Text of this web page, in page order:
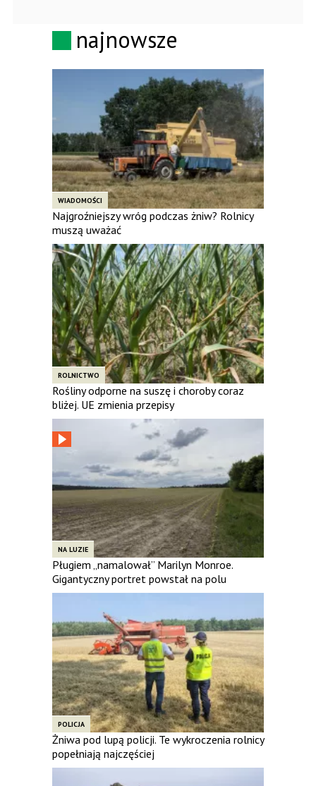
najnowsze
WIADOMOŚCI
Najgroźniejszy wróg podczas żniw? Rolnicy
muszą uważać
ROLNICTWO
Rośliny odporne na suszę i choroby coraz
bliżej. UE zmienia przepisy
NA LUZIE
Pługiem „namalował” Marilyn Monroe.
Gigantyczny portret powstał na polu
POLICJA
Żniwa pod lupą policji. Te wykroczenia rolnicy
popełniają najczęściej